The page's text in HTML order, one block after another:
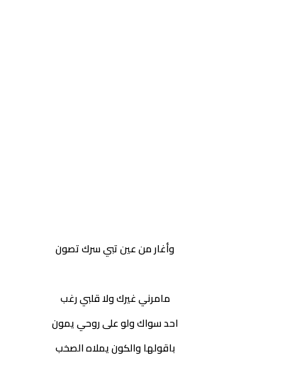
وأغار من عين تبي سرك تصون
مامرني غيرك ولا قلبي رغب
احد سواك ولو على روحي يمون
باقولها والكون يملاه الصخب